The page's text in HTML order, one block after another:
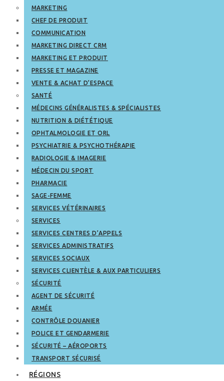
MARKETING
CHEF DE PRODUIT
COMMUNICATION
MARKETING DIRECT CRM
MARKETING ET PRODUIT
PRESSE ET MAGAZINE
VENTE & ACHAT D’ESPACE
SANTÉ
MÉDECINS GÉNÉRALISTES & SPÉCIALISTES
NUTRITION & DIÉTÉTIQUE
OPHTALMOLOGIE ET ORL
PSYCHIATRIE & PSYCHOTHÉRAPIE
RADIOLOGIE & IMAGERIE
MÉDECIN DU SPORT
PHARMACIE
SAGE-FEMME
SERVICES VÉTÉRINAIRES
SERVICES
SERVICES CENTRES D’APPELS
SERVICES ADMINISTRATIFS
SERVICES SOCIAUX
SERVICES CLIENTÈLE & AUX PARTICULIERS
SÉCURITÉ
AGENT DE SÉCURITÉ
ARMÉE
CONTRÔLE DOUANIER
POLICE ET GENDARMERIE
SÉCURITÉ – AÉROPORTS
TRANSPORT SÉCURISÉ
RÉGIONS